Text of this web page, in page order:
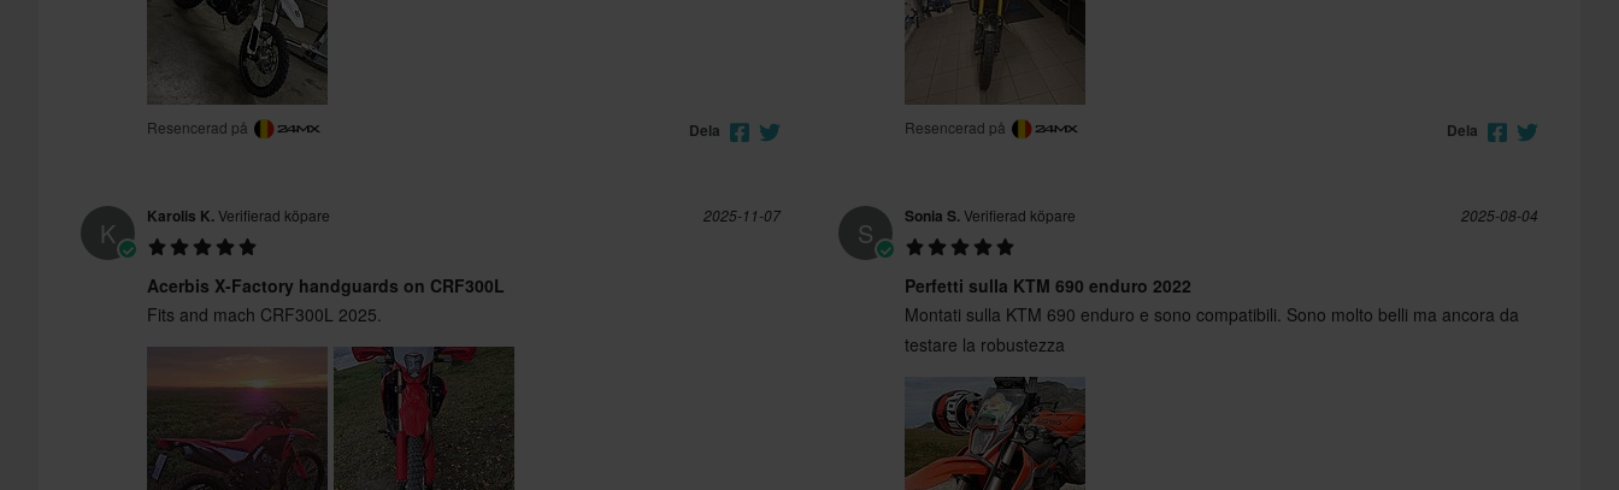
Resencerad på Dela Resencerad på Dela
K Karolis K.Verifierad köpare 2025-11-07
Acerbis X-Factory handguards on CRF300L
Fits and mach CRF300L 2025.
S Sonia S.Verifierad köpare 2025-08-04
Perfetti sulla KTM 690 enduro 2022
Montati sulla KTM 690 enduro e sono compatibili. Sono molto belli ma ancora da
testare la robustezza